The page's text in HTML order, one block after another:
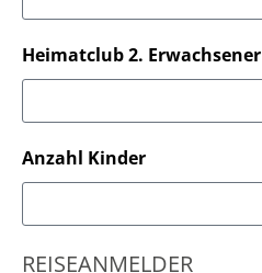
Heimatclub 2. Erwachsener
Anzahl Kinder
REISEANMELDER